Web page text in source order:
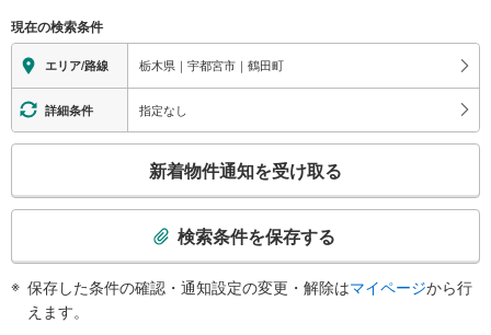
現在の検索条件
エリア/路線 栃木県｜宇都宮市｜鶴田町
詳細条件 指定なし
検
新着物件通知を受け取る
検索条件を保存する
保存した条件の確認・通知設定の変更・解除はマイページから行
えます。